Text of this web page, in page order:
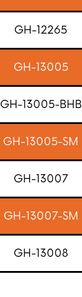
GH-12265
GH-13005
GH-13005-BHB
GH-13005-SM
GH-13007
GH-13007-SM
GH-13008